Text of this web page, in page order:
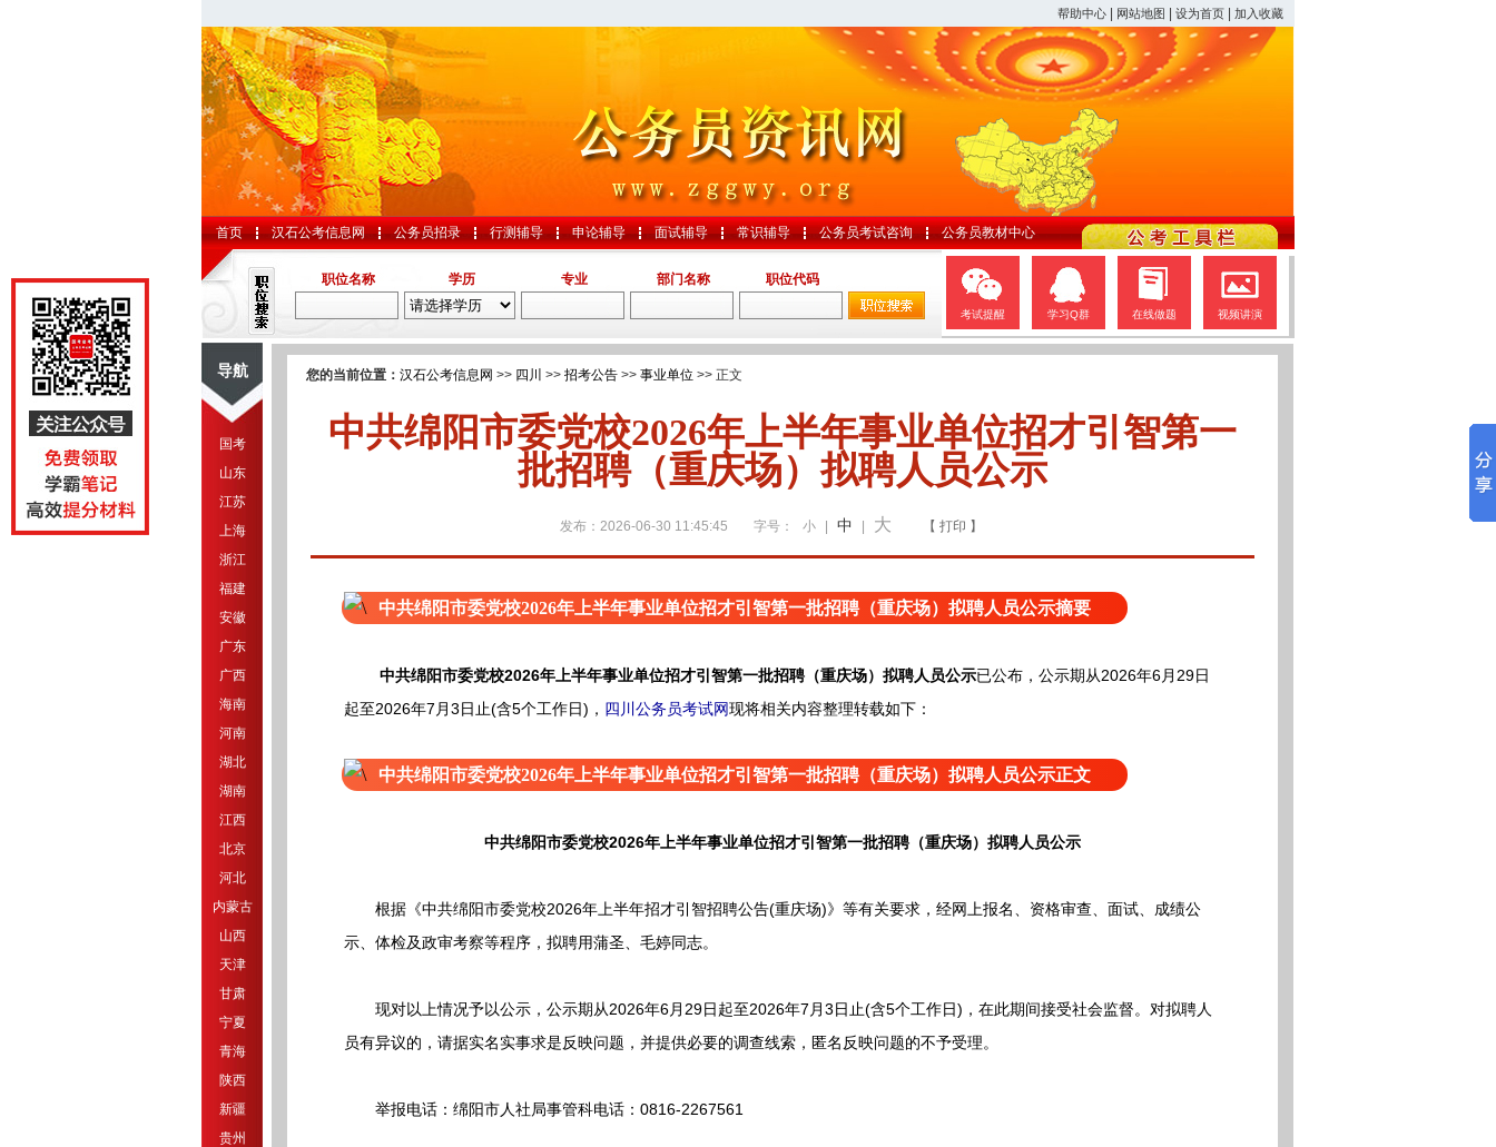
帮助中心 网站地图 设为首页 加入收藏
首页 汉石公考信息网 公务员招录 行测辅导 申论辅导 面试辅导 常识辅导 公务员考试咨询 公务员教材中心
职位名称 学历 专业 部门名称 职位代码
考试提醒 学习Q群 在线做题 视频讲演
导航
国考
山东
江苏
上海
浙江
福建
安徽
广东
广西
海南
河南
湖北
湖南
江西
北京
河北
内蒙古
山西
天津
甘肃
宁夏
青海
陕西
新疆
贵州
您的当前位置： 汉石公考信息网 >> 四川 >> 招考公告 >> 事业单位 >> 正文
中共绵阳市委党校2026年上半年事业单位招才引智第一
批招聘（重庆场）拟聘人员公示
发布：2026-06-30 11:45:45 字号： 小 中 大 【 打印 】
中共绵阳市委党校2026年上半年事业单位招才引智第一批招聘（重庆场）拟聘人员公示摘要
中共绵阳市委党校2026年上半年事业单位招才引智第一批招聘（重庆场）拟聘人员公示已公布， 公示期从2026年6月29日
起至2026年7月3日止(含5个工作日)， 四川公务员考试网现将相关内容整理转载如下：
中共绵阳市委党校2026年上半年事业单位招才引智第一批招聘（重庆场）拟聘人员公示正文
中共绵阳市委党校2026年上半年事业单位招才引智第一批招聘（重庆场）拟聘人员公示
根据《中共绵阳市委党校2026年上半年招才引智招聘公告(重庆场)》等有关要求，经网上报名、资格审查、面试、成绩公
示、体检及政审考察等程序，拟聘用蒲圣、毛婷同志。
现对以上情况予以公示，公示期从2026年6月29日起至2026年7月3日止(含5个工作日)，在此期间接受社会监督。对拟聘人
员有异议的，请据实名实事求是反映问题，并提供必要的调查线索，匿名反映问题的不予受理。
举报电话：绵阳市人社局事管科电话：0816-2267561